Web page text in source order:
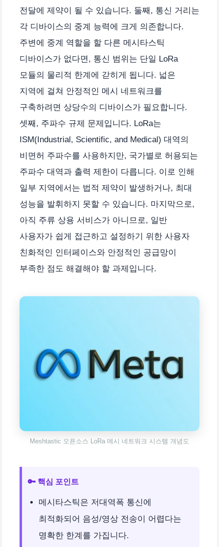
전달에 제약이 될 수 있습니다. 둘째, 통신 거리는
각 디바이스의 중계 능력에 크게 의존합니다.
주변에 중계 역할을 할 다른 메시타스틱
디바이스가 없다면, 통신 범위는 단일 LoRa
모듈의 물리적 한계에 갇히게 됩니다. 넓은
지역에 걸쳐 안정적인 메시 네트워크를
구축하려면 상당수의 디바이스가 필요합니다.
셋째, 주파수 규제 문제입니다. LoRa는
ISM(Industrial, Scientific, and Medical) 대역의
비면허 주파수를 사용하지만, 국가별로 허용되는
주파수 대역과 출력 제한이 다릅니다. 이로 인해
일부 지역에서는 법적 제약이 발생하거나, 최대
성능을 발휘하지 못할 수 있습니다. 마지막으로,
아직 주류 상용 서비스가 아니므로, 일반
사용자가 쉽게 접근하고 설정하기 위한 사용자
친화적인 인터페이스와 안정적인 공급망이
부족한 점도 해결해야 할 과제입니다.
Meshtastic 오픈소스 LoRa 메시 네트워크 시스템 개념도
🔑 핵심 포인트
메시타스틱은 저대역폭 통신에
최적화되어 음성/영상 전송이 어렵다는
명확한 한계를 가집니다.